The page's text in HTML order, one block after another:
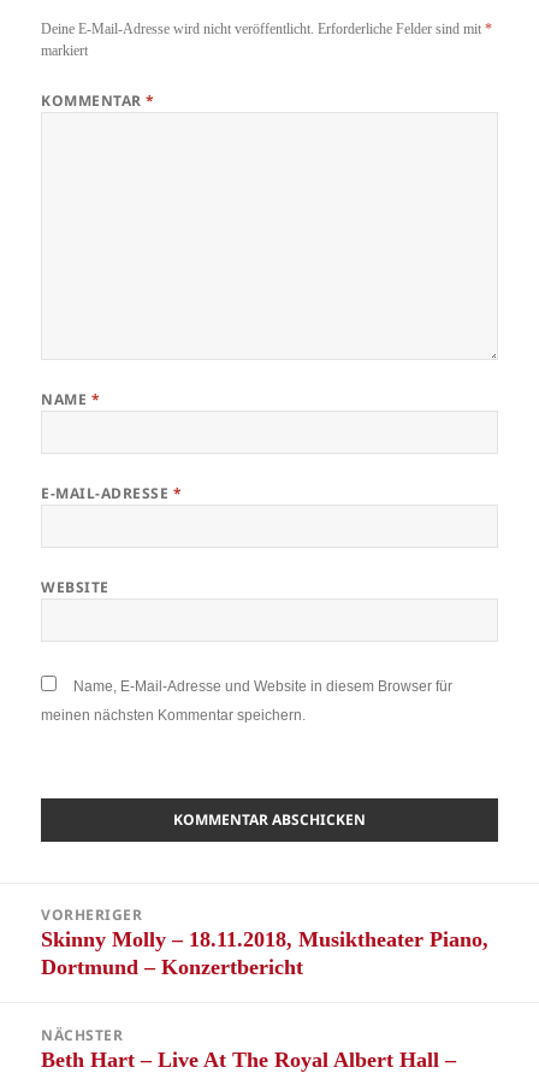
Deine E-Mail-Adresse wird nicht veröffentlicht. Erforderliche Felder sind mit*
markiert
KOMMENTAR*
NAME *
E-MAIL-ADRESSE *
WEBSITE
Name, E-Mail-Adresse und Website in diesem Browser für
meinen nächsten Kommentar speichern.
VORHERIGER
Vorheriger
Beitrag:
Skinny Molly – 18.11.2018, Musiktheater Piano,
Dortmund – Konzertbericht
NÄCHSTER
Nächster
Beth Hart – Live At The Royal Albert Hall –